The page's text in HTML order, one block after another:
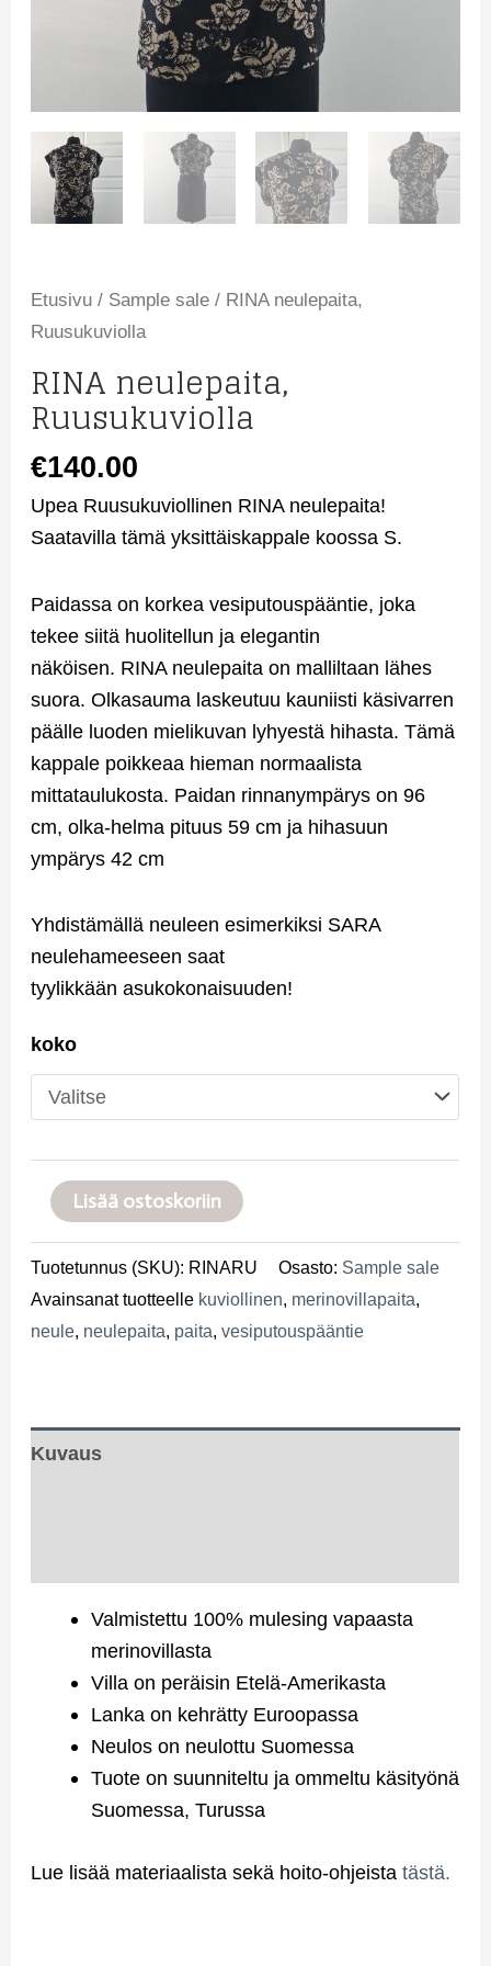
Etusivu / Sample sale / RINA neulepaita,
Ruusukuviolla
RINA neulepaita,
Ruusukuviolla
€140.00
Upea Ruusukuviollinen RINA neulepaita!
Saatavilla tämä yksittäiskappale koossa S.
Paidassa on korkeavesiputouspääntie, joka
tekee siitä huolitellun ja elegantin
näköisen. RINA neulepaita on malliltaan lähes
suora.Olkasauma laskeutuu kauniisti käsivarren
päälle luoden mielikuvan lyhyestä hihasta. Tämä
kappale poikkeaa hieman normaalista
mittataulukosta. Paidan rinnanympärys on 96
cm, olka-helma pituus 59 cm ja hihasuun
ympärys 42 cm
Yhdistämällä neuleen esimerkiksi SARA
neulehameeseensaat
tyylikkään asukokonaisuuden!
koko
RINA
neulepaita,
Ruusukuviolla
määrä
Lisää ostoskoriin
Tuotetunnus (SKU): RINARU Osasto: Sample sale
Avainsanat tuotteelle kuviollinen, merinovillapaita,
neule, neulepaita, paita,vesiputouspääntie
Kuvaus
Valmistettu 100% mulesing vapaasta
merinovillasta
Villa on peräisin Etelä-Amerikasta
Lanka on kehrätty Euroopassa
Neulos on neulottu Suomessa
Tuote on suunniteltu ja ommeltu käsityönä
Suomessa, Turussa
Lue lisää materiaalista sekä hoito-ohjeistatästä.